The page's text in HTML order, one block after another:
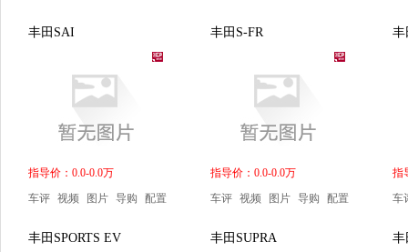
丰田SAI
指导价：0.0-0.0万
车评 视频 图片 导购 配置
丰田S-FR
指导价：0.0-0.0万
车评 视频 图片 导购 配置
丰
指
车
丰田SPORTS EV 丰田SUPRA 丰